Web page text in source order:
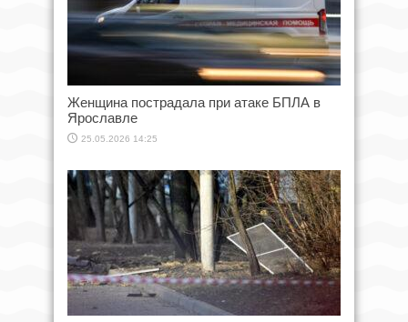
Женщина пострадала при атаке БПЛА в
Ярославле
25.05.2026 14:25